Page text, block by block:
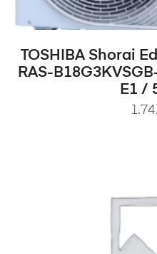
DODAJ
TOSHIBA Shorai
RAS-
E1 /